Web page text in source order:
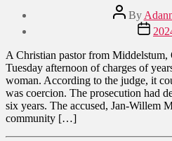
Post
author
By
Post
date
A Christian pastor from Middelstum,
Tuesday afternoon of charges of
woman. According to the judge, it
was coercion. The prosecution had
six years. The accused, Jan-Willem
community […]